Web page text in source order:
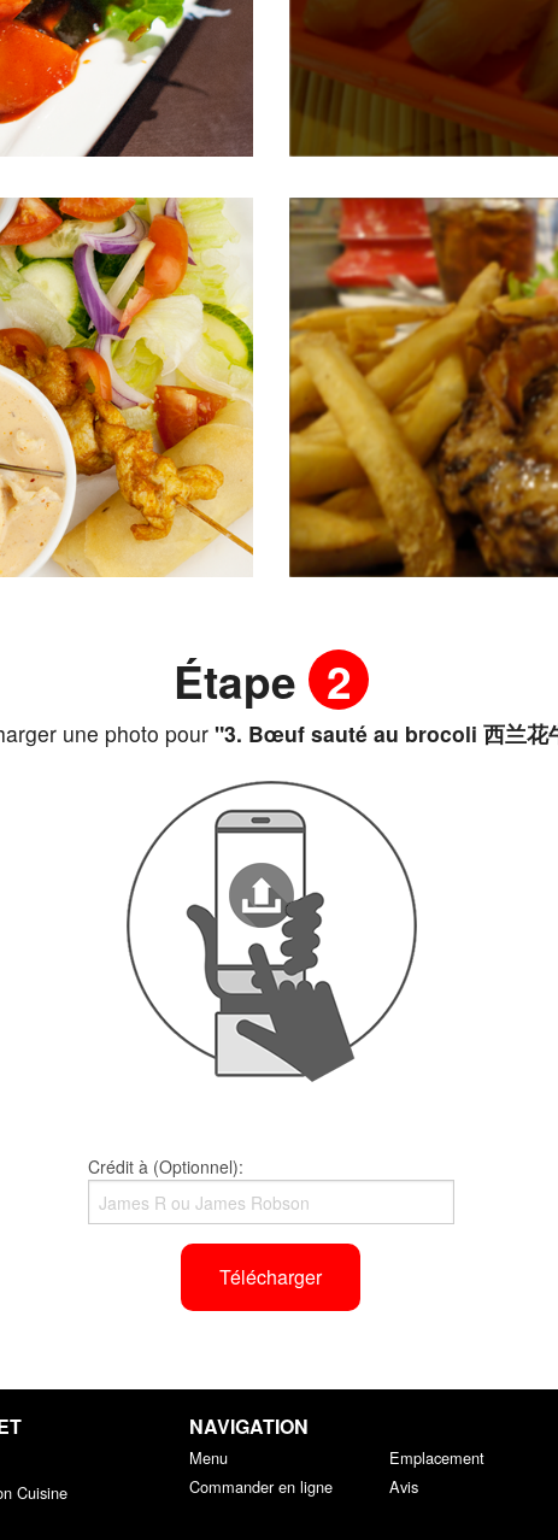
Étape 2
une photo pour"3. Bœuf sauté au brocoli 西兰花
Crédit à (Optionnel):
Télécharger
Cuisine
NAVIGATION
Menu
Commander en ligne
Emplacement
Avis